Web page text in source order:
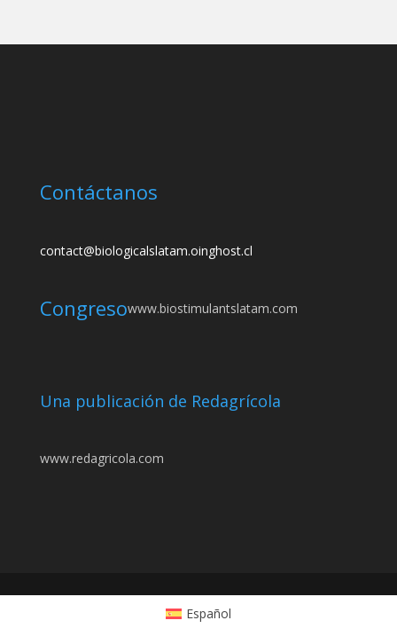
Contáctanos
contact@biologicalslatam.oinghost.cl
Congresowww.biostimulantslatam.com
Una publicación de Redagrícola
www.redagricola.com
Español